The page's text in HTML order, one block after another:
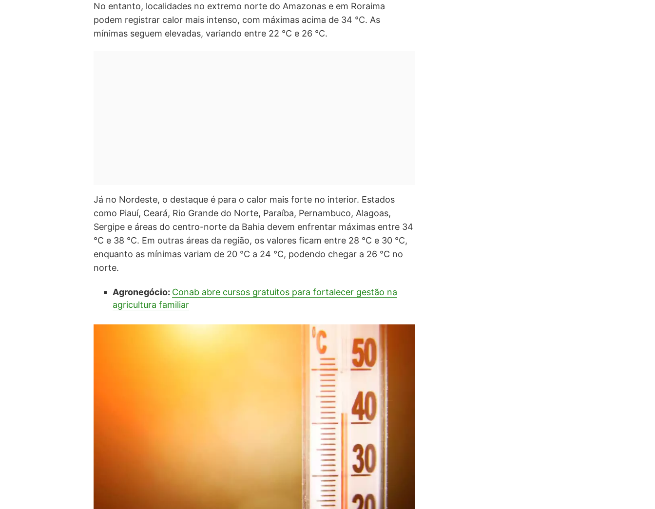
No entanto, localidades no extremo norte do Amazonas e em Roraima
podem registrar calor mais intenso, com máximas acima de 34 °C. As
mínimas seguem elevadas, variando entre 22 °C e 26 °C.
Já no Nordeste, o destaque é para o calor mais forte no interior. Estados
como Piauí, Ceará, Rio Grande do Norte, Paraíba, Pernambuco, Alagoas,
Sergipe e áreas do centro-norte da Bahia devem enfrentar máximas entre 34
°C e 38 °C. Em outras áreas da região, os valores ficam entre 28 °C e 30 °C,
enquanto as mínimas variam de 20 °C a 24 °C, podendo chegar a 26 °C no
norte.
Agronegócio: Conab abre cursos gratuitos para fortalecer gestão na
agricultura familiar